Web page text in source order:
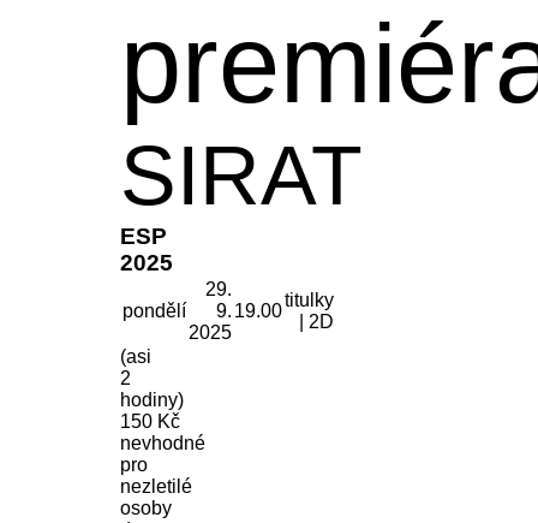
SIRAT
ESP
2025
pondělí
29.
9.
2025
19.00
titulky
| 2D
(asi
2
hodiny)
150 Kč
nevhodné
pro
nezletilé
osoby